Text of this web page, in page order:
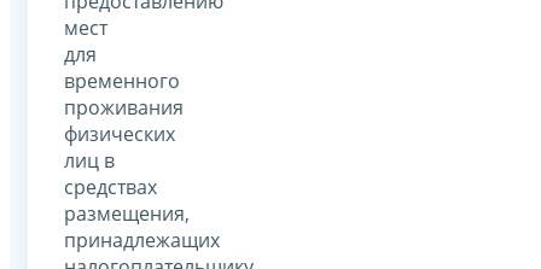
мест
для
временного
проживания
физических
лиц в
средствах
размещения,
принадлежащих